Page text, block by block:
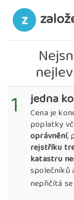
1 jedna
Cena je
poplatky
oprávnění,
rejstříku
katastru
společníků
nepřičítá